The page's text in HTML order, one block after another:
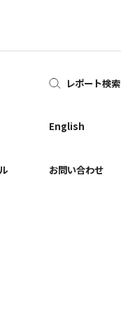
レポート検索
English
お問い合わせ